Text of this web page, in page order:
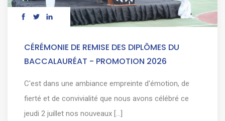
CÉRÉMONIE DE REMISE DES DIPLÔMES DU
BACCALAURÉAT - PROMOTION 2026
C'est dans une ambiance empreinte d'émotion, de
fierté et de convivialité que nous avons célébré ce
jeudi 2 juillet nos nouveaux [...]